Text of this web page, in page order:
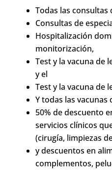
Todas las consultas
Consultas de
Hospitalización
monitorización,
Test y la vacuna de
y el
Test y la vacuna de
Y todas las vacunas
50% de descuento
servicios clínicos
(cirugía, limpiezas
y descuentos en
complementos,